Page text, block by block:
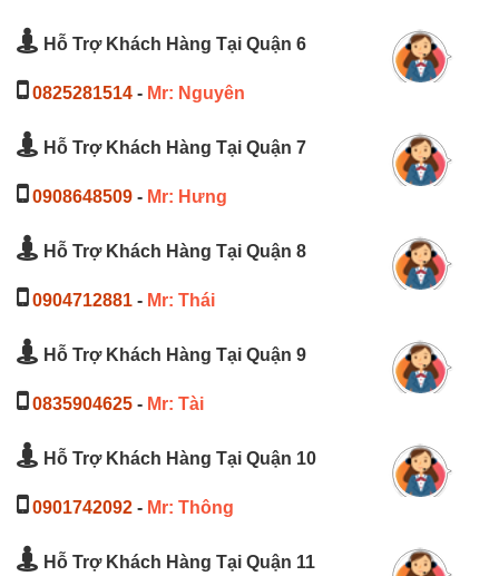
Hỗ Trợ Khách Hàng Tại Quận 6
0825281514 - Mr: Nguyên
Hỗ Trợ Khách Hàng Tại Quận 7
0908648509 - Mr: Hưng
Hỗ Trợ Khách Hàng Tại Quận 8
0904712881 - Mr: Thái
Hỗ Trợ Khách Hàng Tại Quận 9
0835904625 - Mr: Tài
Hỗ Trợ Khách Hàng Tại Quận 10
0901742092 - Mr: Thông
Hỗ Trợ Khách Hàng Tại Quận 11